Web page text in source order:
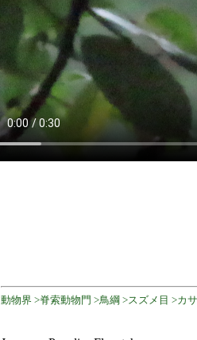
動物界 >脊索動物門 >鳥綱 >スズメ目 >カ